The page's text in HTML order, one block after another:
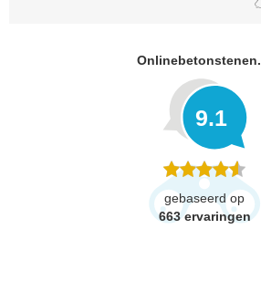
9.1
gebaseerd op
663 ervaringen